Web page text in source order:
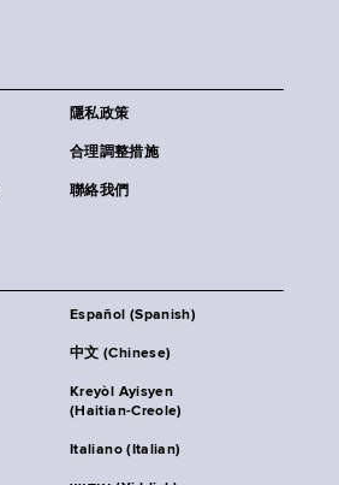
隱私政策
合理調整措施
聯絡我們
Español (Spanish)
中文 (Chinese)
Kreyòl Ayisyen
(Haitian-Creole)
Italiano (Italian)